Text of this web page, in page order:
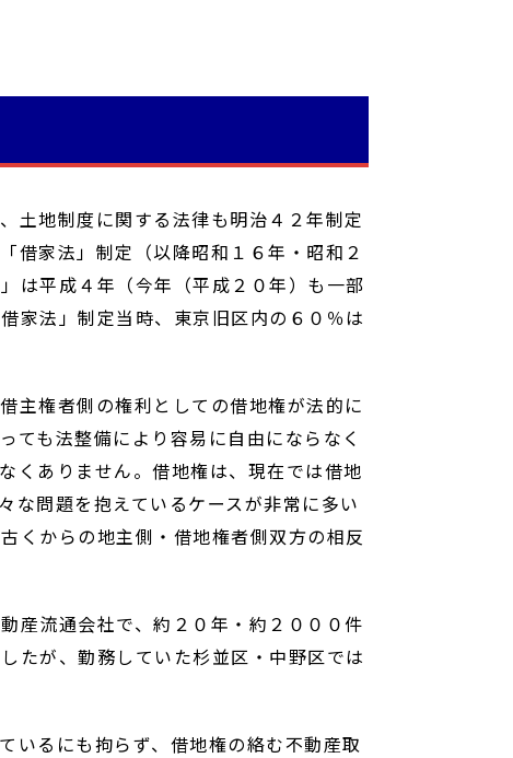
土地制度に関する法律も明治４２年制定
借家法」制定（以降昭和１６年・昭和２
は平成４年（今年（平成２０年）も一部
家法」制定当時、東京旧区内の６０％は
主権者側の権利としての借地権が法的に
ても法整備により容易に自由にならなく
くありません。借地権は、現在では借地
な問題を抱えているケースが非常に多い
くからの地主側・借地権者側双方の相反
産流通会社で、約２０年・約２０００件
たが、勤務していた杉並区・中野区では
いるにも拘らず、借地権の絡む不動産取